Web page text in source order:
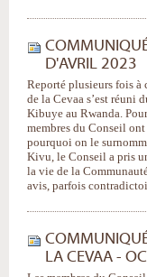
D'AVRIL 2023
Reporté plusieurs fois à
de la Cevaa s’est réuni
Kibuye au Rwanda.
membres du Conseil
pourquoi on le
Kivu, le Conseil a pris
la vie de la
avis, parfois
LA CEVAA -